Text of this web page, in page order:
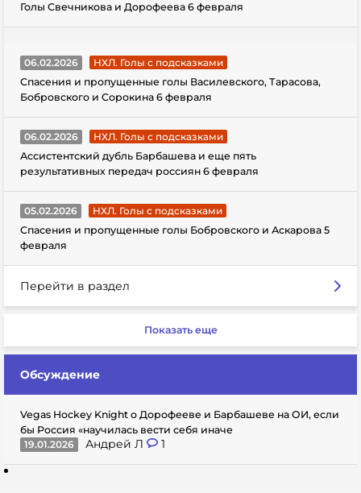
Голы Свечникова и Дорофеева 6 февраля
06.02.2026
НХЛ. Голы с подсказками
Спасения и пропущенные голы Василевского, Тарасова,
Бобровского и Сорокина 6 февраля
06.02.2026
НХЛ. Голы с подсказками
Ассистентский дубль Барбашева и еще пять
результативных передач россиян 6 февраля
05.02.2026
НХЛ. Голы с подсказками
Спасения и пропущенные голы Бобровского и Аскарова 5
февраля
Перейти в раздел
Показать еще
Обсуждение
Vegas Hockey Knight о Дорофееве и Барбашеве на ОИ, если
бы Россия «научилась вести себя иначе
19.01.2026
Андрей Л 1